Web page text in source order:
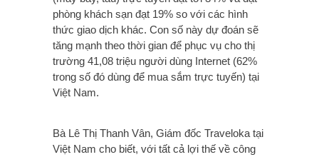
phòng khách sạn đạt 19% so với các hình
thức giao dịch khác. Con số này dự đoán sẽ
tăng mạnh theo thời gian để phục vụ cho thị
trường 41,08 triệu người dùng Internet (62%
trong số đó dùng để mua sắm trực tuyến) tại
Việt Nam.
Bà Lê Thị Thanh Vân, Giám đốc Traveloka tại
Việt Nam cho biết, với tất cả lợi thế về công